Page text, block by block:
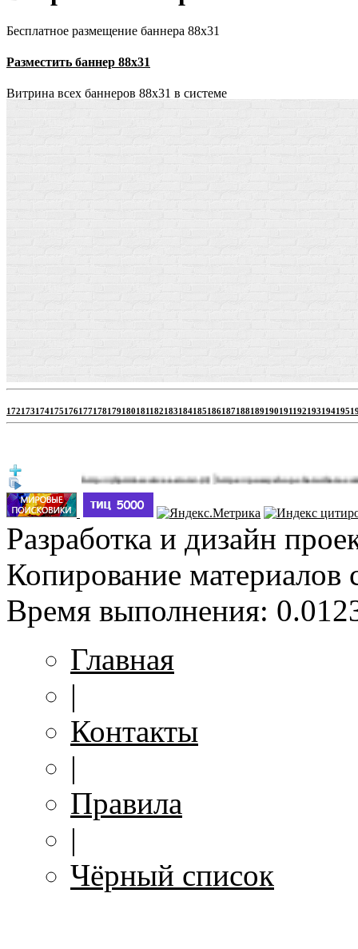
Бесплатное размещение баннера 88х31
Разместить баннер 88х31
Витрина всех баннеров 88x31 в системе
172173174175176177178179180181182183184185186187188189190191192193194195
http://jbprimecurves.store/(3)|https://pussyshop.chaturbate.com/male-
Разработка и дизайн
Копирование материалов
Время выполнения:
Главная
|
Контакты
|
Правила
|
Чёрный список